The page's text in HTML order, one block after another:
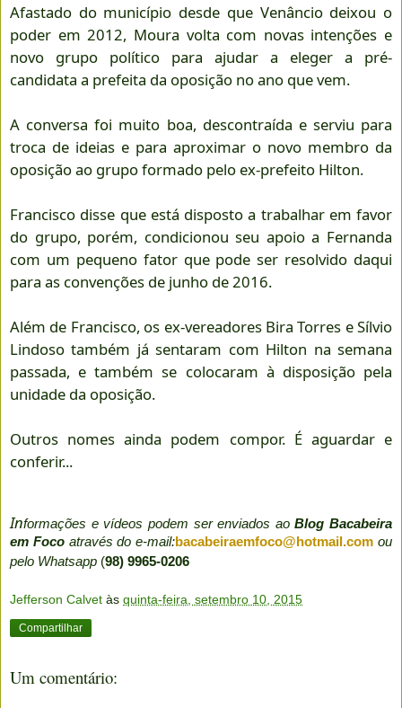
Afastado do município desde que Venâncio deixou o
poder em 2012, Moura volta com novas intenções e
novo grupo político para ajudar a eleger a pré-
candidata a prefeita da oposição no ano que vem.
A conversa foi muito boa, descontraída e serviu para
troca de ideias e para aproximar o novo membro da
oposição ao grupo formado pelo ex-prefeito Hilton.
Francisco disse que está disposto a trabalhar em favor
do grupo, porém, condicionou seu apoio a Fernanda
com um pequeno fator que pode ser resolvido daqui
para as convenções de junho de 2016.
Além de Francisco, os ex-vereadores Bira Torres e Sílvio
Lindoso também já sentaram com Hilton na semana
passada, e também se colocaram à disposição pela
unidade da oposição.
Outros nomes ainda podem compor. É aguardar e
conferir...
Informações e vídeos podem ser enviados aoBlog Bacabeira
em Focoatravés do e-mail:bacabeiraemfoco@hotmail.com ou
pelo Whatsapp (98) 9965-0206
Jefferson Calvet às quinta-feira, setembro 10, 2015
Compartilhar
Um comentário: